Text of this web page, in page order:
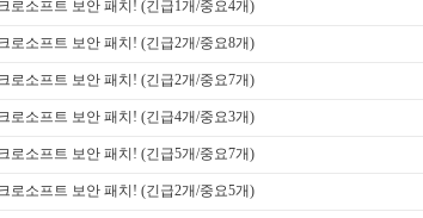
로소프트 보안 패치! (긴급1개/중요4개)
로소프트 보안 패치! (긴급2개/중요8개)
로소프트 보안 패치! (긴급2개/중요7개)
로소프트 보안 패치! (긴급4개/중요3개)
로소프트 보안 패치! (긴급5개/중요7개)
로소프트 보안 패치! (긴급2개/중요5개)